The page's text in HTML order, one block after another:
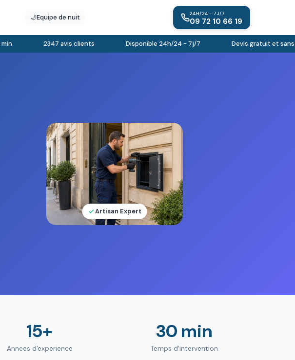
🌙Equipe de nuit 24H/24 - 7J/7
09 72 10 66 19
2347 avis clients Disponible 24h/24 - 7j/7 Devis gratuit et sans
Artisan Expert
15+
Annees d'experience
30 min
Temps d'intervention